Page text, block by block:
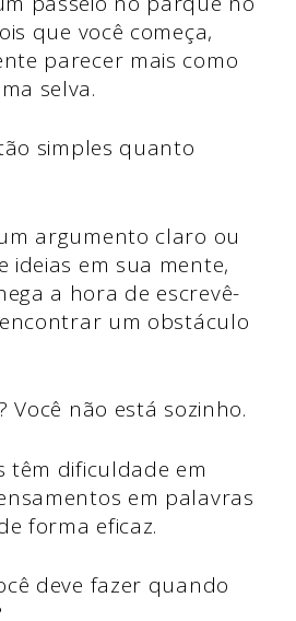
que você começa,
parecer mais como
selva.
simples quanto
argumento claro ou
ideias em sua mente,
a hora de escrevê-
um obstáculo
Você não está sozinho.
têm dificuldade em
em palavras
forma eficaz.
deve fazer quando